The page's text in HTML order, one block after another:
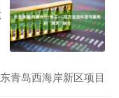
青岛西海岸新区项目